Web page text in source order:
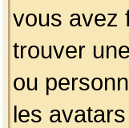
vous avez
trouver
ou
les